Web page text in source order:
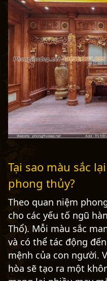
Tại sao màu sắc
phong thủy?
Theo quan niệm
cho các yếu tố ngũ
Thổ). Mỗi màu sắc
và có thể tác động
mệnh của con người.
hòa sẽ tạo ra một